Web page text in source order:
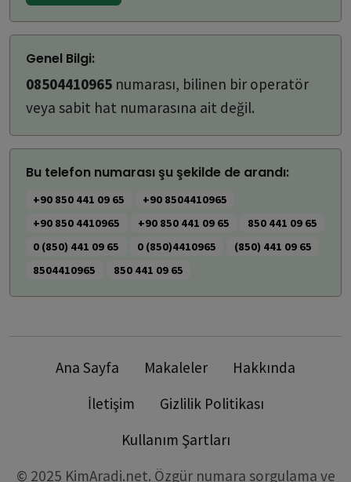
Genel Bilgi:
08504410965 numarası, bilinen bir operatör
veya sabit hat numarasına ait değil.
Bu telefon numarası şu şekilde de arandı:
+90 850 441 09 65
+90 8504410965
+90 850 4410965
+90 850 441 09 65
850 441 09 65
0 (850) 441 09 65
0 (850)4410965
(850) 441 09 65
8504410965
850 441 09 65
Ana Sayfa Makaleler
Hakkında
İletişim
Gizlilik Politikası
Kullanım Şartları
© 2025 KimAradi.net. Özgür numara sorgulama ve